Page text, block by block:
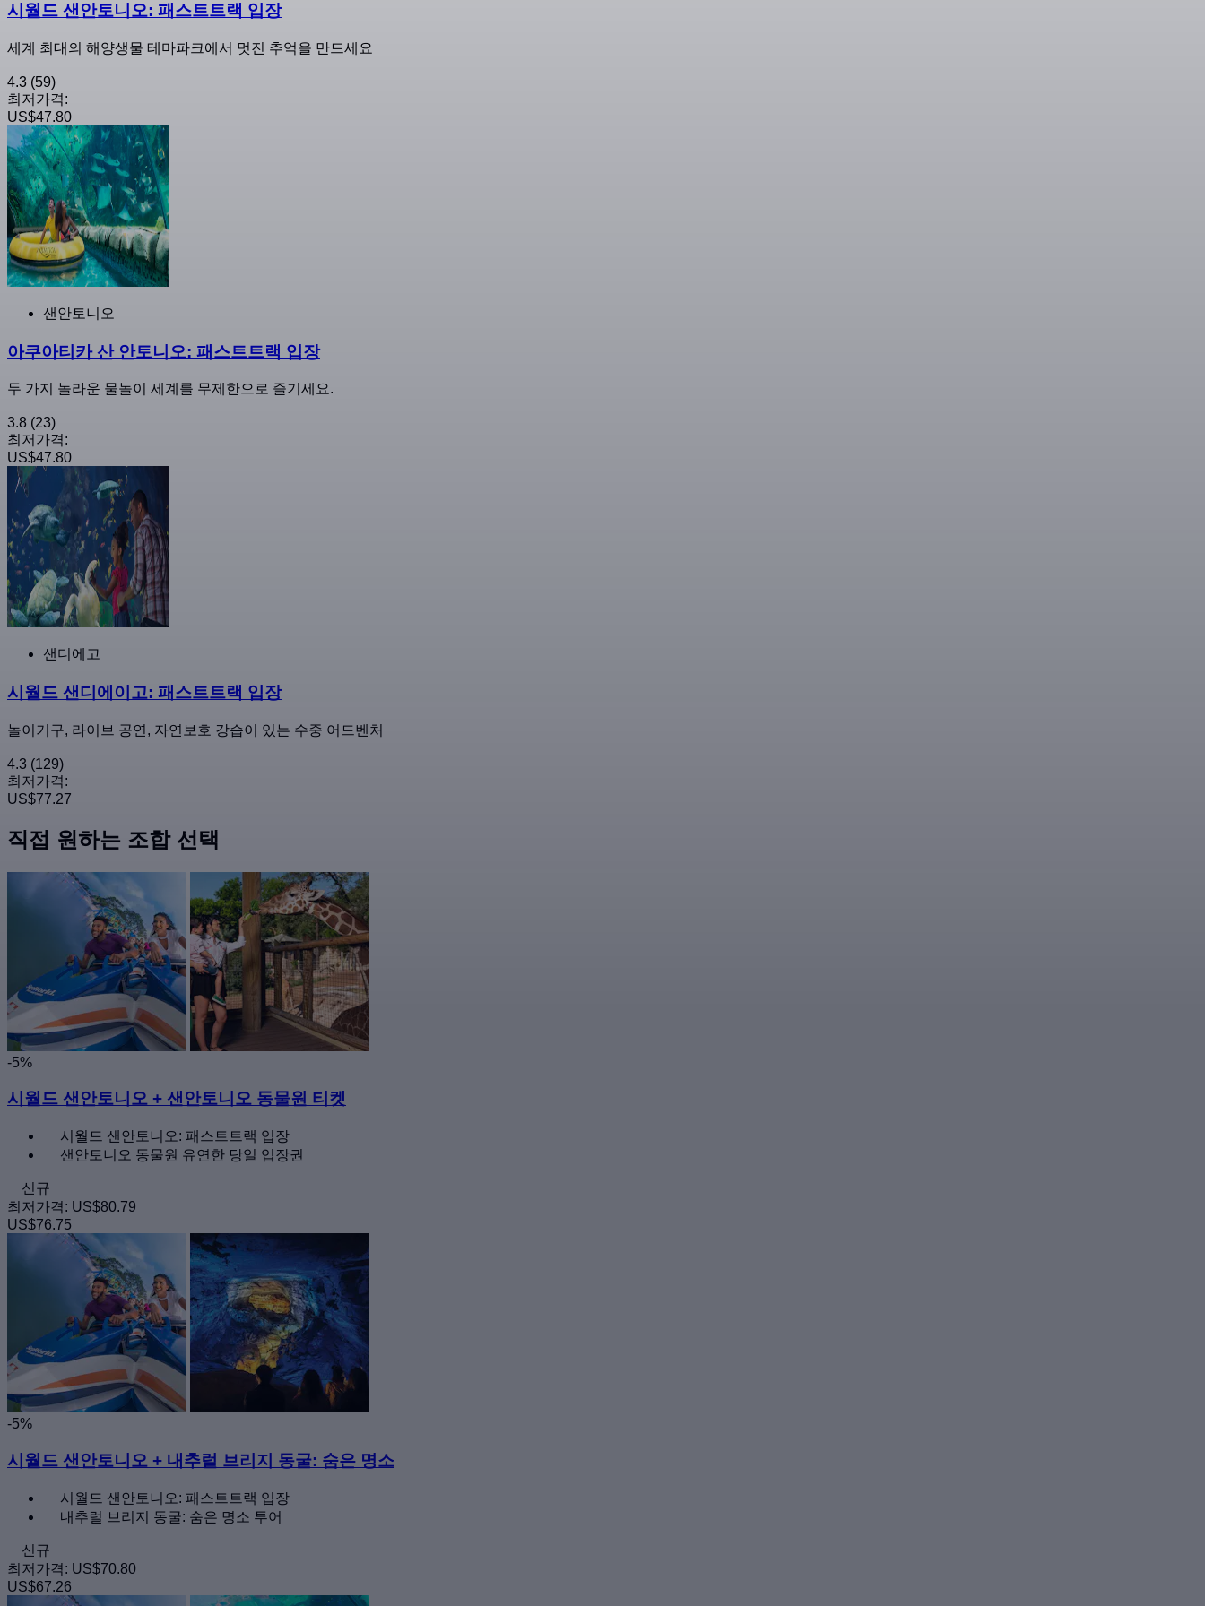
시월드 샌안토니오: 패스트트랙 입장
세계 최대의 해양생물 테마파크에서 멋진 추억을 만드세요
4.3 (59)
최저가격:
US$47.80
샌안토니오
아쿠아티카 산 안토니오: 패스트트랙 입장
두 가지 놀라운 물놀이 세계를 무제한으로 즐기세요.
3.8 (23)
최저가격:
US$47.80
샌디에고
시월드 샌디에이고: 패스트트랙 입장
놀이기구, 라이브 공연, 자연보호 강습이 있는 수중 어드벤처
4.3 (129)
최저가격:
US$77.27
직접 원하는 조합 선택
-5%
시월드 샌안토니오 + 샌안토니오 동물원 티켓
시월드 샌안토니오: 패스트트랙 입장
샌안토니오 동물원 유연한 당일 입장권
신규
최저가격: US$80.79
US$76.75
-5%
시월드 샌안토니오 + 내추럴 브리지 동굴: 숨은 명소
시월드 샌안토니오: 패스트트랙 입장
내추럴 브리지 동굴: 숨은 명소 투어
신규
최저가격: US$70.80
US$67.26